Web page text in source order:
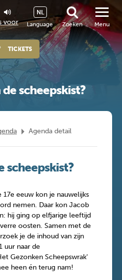
voor Language
NL
Zoeken
TICKETS
Menu
scheepskist?
Agenda detail
scheepskist?
17e eeuw kon je nauwelijks
nemen. Daar kon Jacob
hij ging op elfjarige leeftijd
oosten. Samen met de
je de inhoud van zijn
uur naar de
Gezonken Scheepswrak'
heen én terug nam!